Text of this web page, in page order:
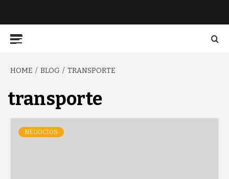
HOME BLOG TRANSPORTE
transporte
NEGOCIOS